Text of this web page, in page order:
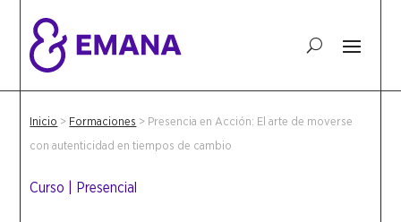
Inicio > Formaciones > Presencia en Acción: El arte de moverse
con autenticidad en tiempos de cambio
Curso Presencial